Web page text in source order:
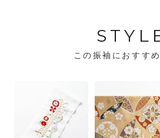
この振袖におすす